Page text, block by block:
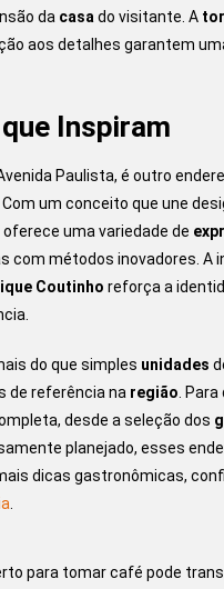
da casa do visitante. A
aos detalhes garantem
Inspiram
Paulista, é outro
um conceito que une
uma variedade de
com métodos inovadores. A
Coutinho reforça a
do que simples unidades
de referência na região .
desde a seleção dos
planejado, esses
dicas gastronômicas,
para tomar café pode